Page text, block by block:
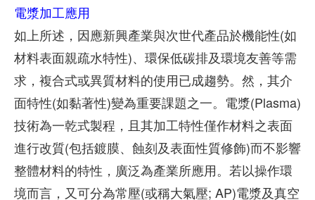
電漿加工應用
如上所述，因應新興產業與次世代產品於機能性(如
材料表面親疏水特性)、環保低碳排及環境友善等需
求，複合式或異質材料的使用已成趨勢。然，其介
面特性(如黏著性)變為重要課題之一。電漿(Plasma)
技術為一乾式製程，且其加工特性僅作材料之表面
進行改質(包括鍍膜、蝕刻及表面性質修飾)而不影響
整體材料的特性，廣泛為產業所應用。若以操作環
境而言，又可分為常壓(或稱大氣壓; AP)電漿及真空